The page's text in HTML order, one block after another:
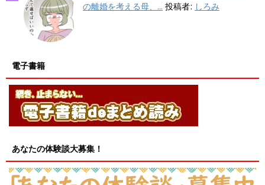
の離婚を考える母、... 投稿者: しろみ
電子書籍
あなたの体験談大募集！